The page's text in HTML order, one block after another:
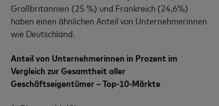
Großbritannien (25 %) und Frankreich (24,6%)
haben einen ähnlichen Anteil von Unternehmerinnen
wie Deutschland.
Anteil von Unternehmerinnen in Prozent im
Vergleich zur Gesamtheit aller
Geschäftseigentümer – Top-10-Märkte